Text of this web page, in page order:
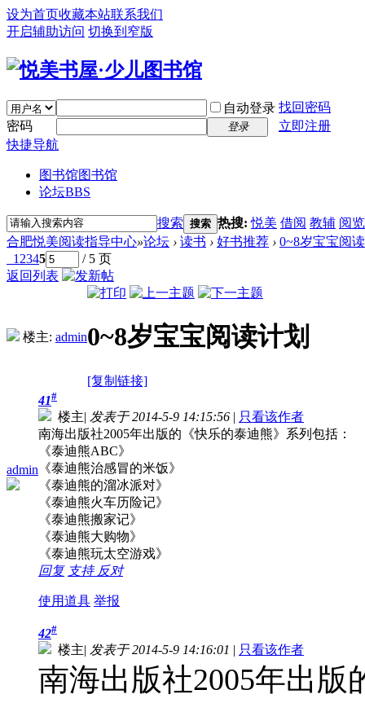
设为首页收藏本站联系我们
开启辅助访问 切换到窄版
自动登录 找回密码
密码
登录
立即注册
快捷导航
图书馆图书馆
论坛BBS
搜索 搜索 热搜:悦美 借阅 教辅 阅览
合肥悦美阅读指导中心»论坛 › 读书 › 好书推荐 › 0~8岁宝宝阅
1 2345
/ 5 页
返回列表
楼主: admin0~8岁宝宝阅读计划
[复制链接]
admin
41#
楼主| 发表于 2014-5-9 14:15:56 | 只看该作者
南海出版社2005年出版的《快乐的泰迪熊》系列包括：
《泰迪熊ABC》
《泰迪熊治感冒的米饭》
《泰迪熊的溜冰派对》
《泰迪熊火车历险记》
《泰迪熊搬家记》
《泰迪熊大购物》
《泰迪熊玩太空游戏》
回复 支持 反对
使用道具 举报
42#
楼主| 发表于 2014-5-9 14:16:01 | 只看该作者
南海出版社2005年出